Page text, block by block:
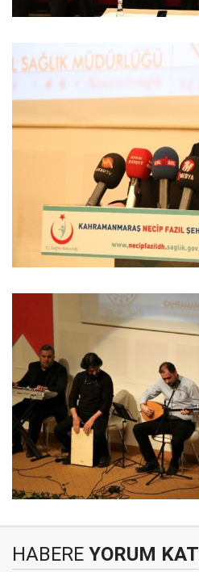
HABERE YORUM KAT